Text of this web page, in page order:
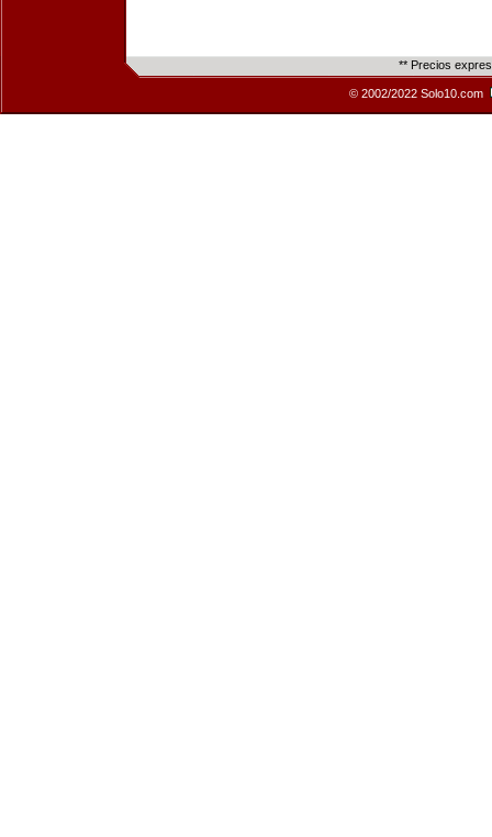
** Precios
© 2002/2022 Solo10.com